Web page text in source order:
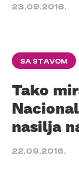
23.09.2016.
SA STAVOM
Tako
nasilja
22.09.2016.